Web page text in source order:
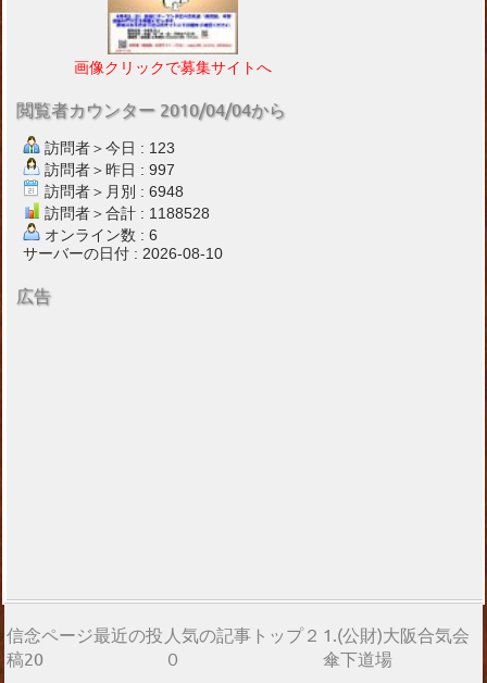
画像クリックで募集サイトへ
閲覧者カウンター 2010/04/04から
訪問者＞今日 : 123
訪問者＞昨日 : 997
訪問者＞月別 : 6948
訪問者＞合計 : 1188528
オンライン数 : 6
サーバーの日付 : 2026-08-10
広告
信念ページ最近の投
稿20
人気の記事トップ２
０
1.(公財)大阪合気会
傘下道場